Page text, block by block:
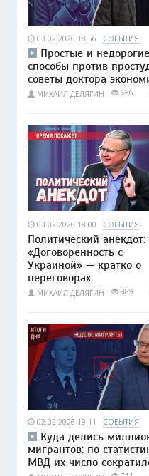
03.02.2026 18:56 СОБЫТИЯ
Простые и недорогие
способы против
советы доктора
МИХАИЛ ДЕЛЯГИН 656
03.02.2026 18:00 СОБЫТИЯ
Политический анекдот:
«Договорённость с
Украиной» — кратко о
переговорах
МИХАИЛ ДЕЛЯГИН 889
02.02.2026 19:11 СОБЫТИЯ
Куда делись
мигрантов: по
МВД их число